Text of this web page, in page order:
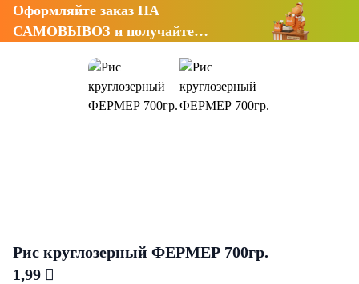
Оформляйте заказ НА
САМОВЫВОЗ и получайте
Рис круглозерный ФЕРМЕР 700гр.
1,99 